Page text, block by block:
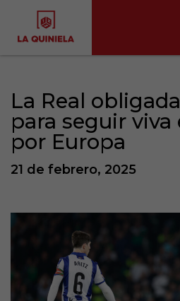
La Real
para seguir viva
por Europa
21 de febrero, 2025